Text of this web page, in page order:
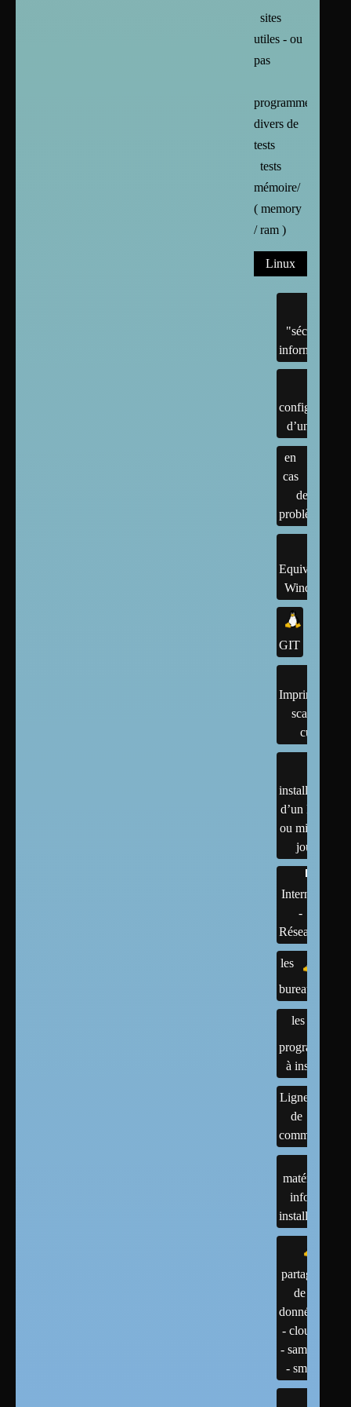
sites
utiles - ou
pas
programmes
divers de
tests
tests
mémoire/
( memory
/ ram )
Linux
"sécurité"
informatique
configuration
d’un linux
en
cas
de
problème
Equivalents
Windows
GIT
Imprimantes,
scanner,
cups
installation
d’un linux
ou mises à
jour
Internet
-
Réseaux
les
bureaux
les
programmes
à installer
Lignes
de
commandes
matériels :
infos et
installations
partage
de
données
- cloud
- samba
- smb